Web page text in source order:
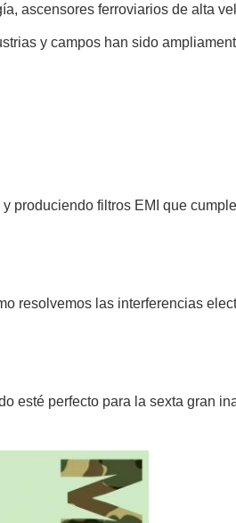
ascensores ferroviarios de alta
y campos han sido
produciendo filtros EMI que
resolvemos las interferencias
esté perfecto para la sexta gran